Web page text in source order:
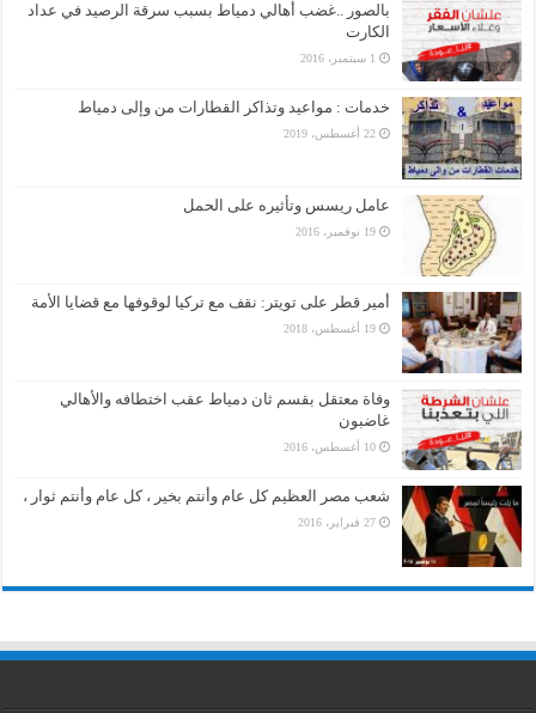
بالصور ..غضب أهالي دمياط بسبب سرقة الرصيد في عداد
الكارت
1 سبتمبر، 2016
خدمات : مواعيد وتذاكر القطارات من وإلى دمياط
22 أغسطس، 2019
عامل ريسس وتأثيره على الحمل
19 نوفمبر، 2016
أمير قطر على تويتر: نقف مع تركيا لوقوفها مع قضايا الأمة
19 أغسطس، 2018
وفاة معتقل بقسم ثان دمياط عقب اختطافه والأهالي
غاضبون
10 أغسطس، 2016
شعب مصر العظيم كل عام وأنتم بخير ، كل عام وأنتم ثوار ،
27 فبراير، 2016